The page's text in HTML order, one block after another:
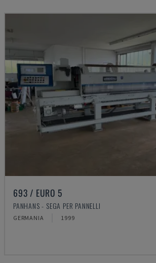
693 / EURO 5
PANHANS - SEGA PER PANNELLI
GERMANIA 1999